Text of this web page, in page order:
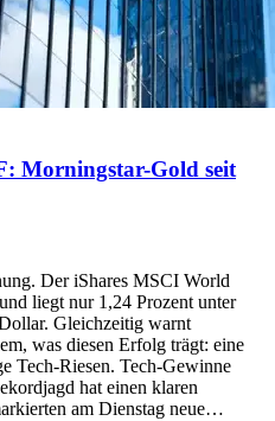
Morningstar-Gold seit
Der iShares MSCI World
liegt nur 1,24 Prozent unter
Gleichzeitig warnt
was diesen Erfolg trägt: eine
Tech-Riesen. Tech-Gewinne
hat einen klaren
am Dienstag neue…